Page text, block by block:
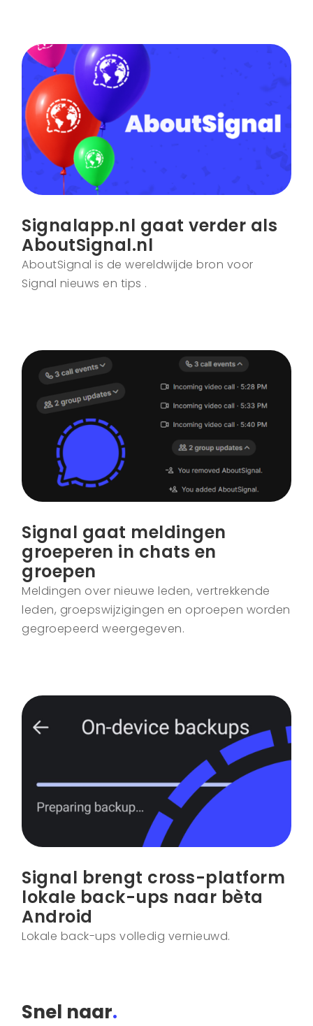
Signalapp.nl gaat verder als
AboutSignal.nl
AboutSignal is de wereldwijde bron voor
Signal nieuws en tips .
Signal gaat meldingen
groeperen in chats en
groepen
Meldingen over nieuwe leden, vertrekkende
leden, groepswijzigingen en oproepen worden
gegroepeerd weergegeven.
Signal brengt cross-platform
lokale back-ups naar bèta
Android
Lokale back-ups volledig vernieuwd.
Snel naar.